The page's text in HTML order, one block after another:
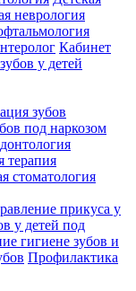
неврология
Кабинет
у детей
зубов
под наркозом
терапия
стоматология
прикуса у
у детей под
гигиене зубов и
Профилактика